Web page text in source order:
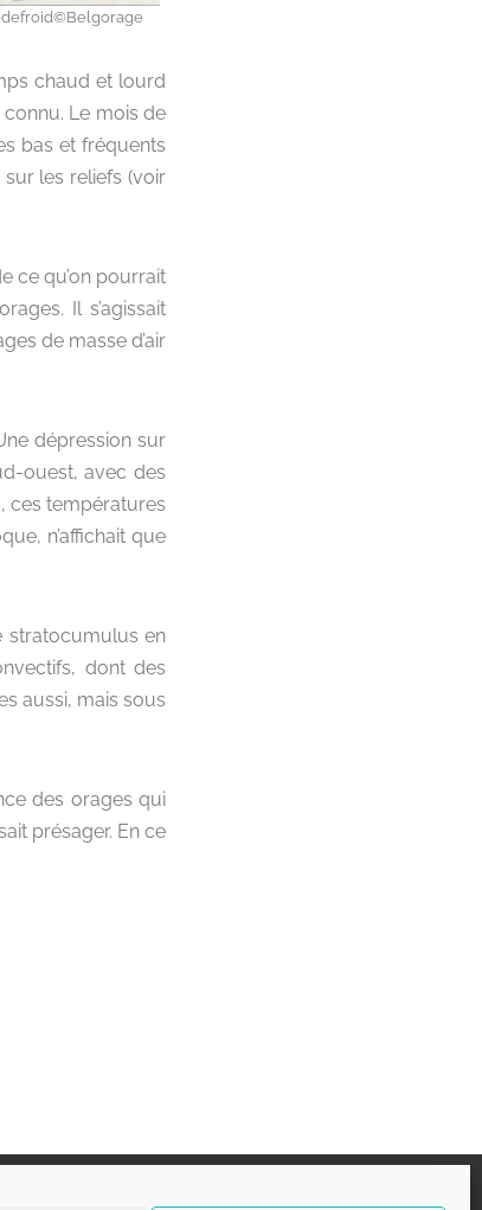
chaud et lourd
connu. Le mois de
bas et fréquents
les reliefs (voir
ce qu’on pourrait
Il s’agissait
de masse d’air
dépression sur
ouest, avec des
ces températures
n’affichait que
stratocumulus en
dont des
aussi, mais sous
des orages qui
présager. En ce